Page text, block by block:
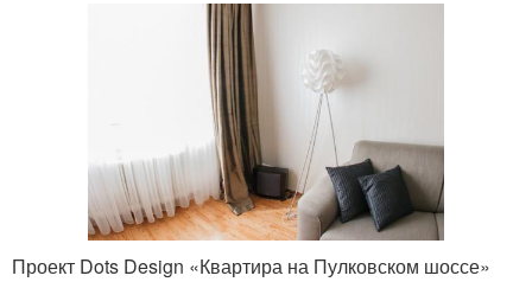
Проект Dots Design «Квартира на Пулковском шоссе»